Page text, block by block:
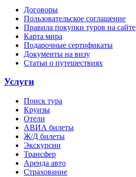
Договоры
Пользовательское соглашение
Правила покупки туров на сайте
Карта мира
Подарочные сертификаты
Документы на визу
Статьи о путешествиях
Услуги
Поиск тура
Круизы
Отели
АВИА билеты
Ж/Д билеты
Экскурсии
Трансфер
Аренда авто
Страхование